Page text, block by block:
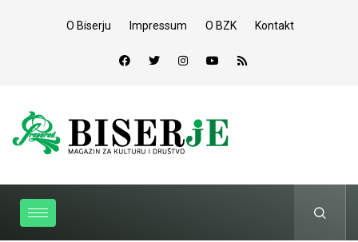
O Biserju Impressum O BZK Kontakt